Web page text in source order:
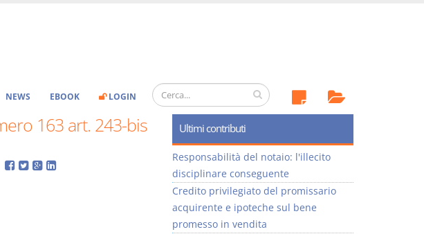
NEWS EBOOK LOGIN
163 art. 243-bis Ultimi contributi
Responsabilità del notaio: l'illecito
disciplinare conseguente
Credito privilegiato del promissario
acquirente e ipoteche sul bene
promesso in vendita